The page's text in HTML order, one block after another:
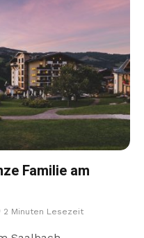
Familie am
2 Minuten Lesezeit